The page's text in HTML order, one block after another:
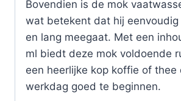
Bovendien is de mok
wat betekent dat hij eenvoudig
en lang meegaat. Met een
ml biedt deze mok voldoende
een heerlijke kop koffie of thee
werkdag goed te beginnen.